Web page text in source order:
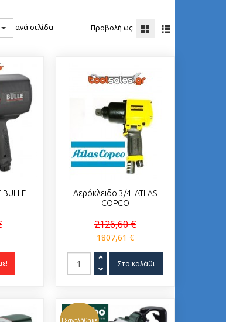
ανά σελίδα Προβολή ως:
Αερόκλειδο 3/4' ATLAS
COPCO
2126,60 €
1807,61 €
Εξαντλήθηκε